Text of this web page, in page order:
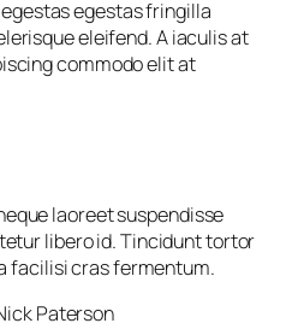
egestas fringilla
eleifend. A iaculis at
commodo elit at
laoreet suspendisse
libero id. Tincidunt tortor
facilisi cras fermentum.
Paterson